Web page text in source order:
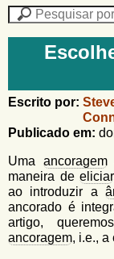
n
h
n
e
n
F
m
u
l
á
r
i
o
e
i
s
n
G
o
l
f
i
n
Escrito por:
Publicado em:
Uma ancoragem
maneira deeliciar
ao introduzir a
ancorado é
artigo,
ancoragem, i.e., a